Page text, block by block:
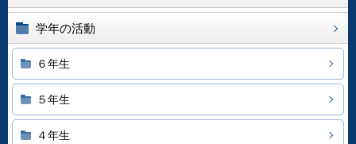
学年の活動
６年生
５年生
４年生